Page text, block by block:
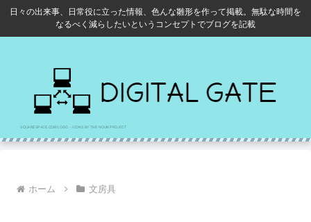
日々の出来事、日常役に立った情報、色んな雛形を作って掲載。無駄な時間を
なるべく減らしたいというコンセプトでブログを記載
ホーム 文房具